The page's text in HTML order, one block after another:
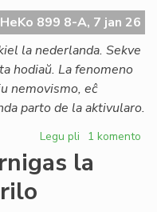
HeKo 899 8-A, 7 jan 26
la nederlanda. Sekve
hodiaŭ. La fenomeno
nemovismo, eĉ
parto de la aktivularo.
Legu pli pri
Kessous
1 komento
la